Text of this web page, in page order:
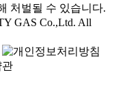
처벌될 수 있습니다.
GAS Co.,Ltd. All
관